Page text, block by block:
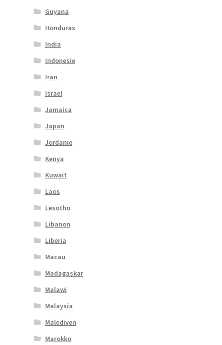
Guyana
Honduras
India
Indonesie
Iran
Israel
Jamaica
Japan
Jordanie
Kenya
Kuwait
Laos
Lesotho
Libanon
Liberia
Macau
Madagaskar
Malawi
Malaysia
Malediven
Marokko